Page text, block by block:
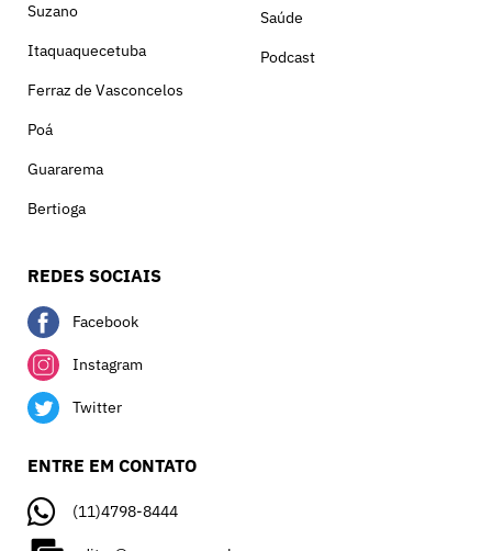
Suzano
Itaquaquecetuba
Ferraz de Vasconcelos
Poá
Guararema
Bertioga
Saúde
Podcast
REDES SOCIAIS
Facebook
Instagram
Twitter
ENTRE EM CONTATO
(11)4798-8444